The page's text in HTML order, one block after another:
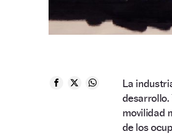
La
desarrollo.
movilidad
de los